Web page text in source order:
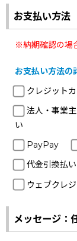
お支払い方法
※納期確認の場
お支払い方法の
クレジット
法人・事業
い
PayPay
代金引換払い
ウェブクレ
メッセージ：